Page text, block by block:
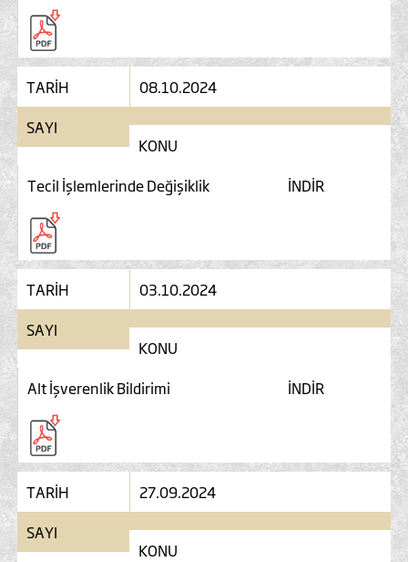
TARİH
08.10.2024
SAYI
KONU
Tecil İşlemlerinde Değişiklik
İNDİR
TARİH
03.10.2024
SAYI
KONU
Alt İşverenlik Bildirimi
İNDİR
TARİH
27.09.2024
SAYI
KONU